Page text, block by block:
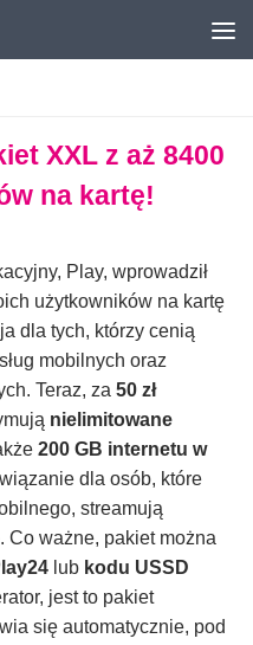
XXL z aż 8400
na kartę!
Play, wprowadził
użytkowników na kartę
dla tych, którzy cenią
mobilnych oraz
Teraz, za 50 zł
nielimitowane
200 GB internetu w
dla osób, które
streamują
Co ważne, pakiet można
lub kodu USSD
jest to pakiet
się automatycznie, pod